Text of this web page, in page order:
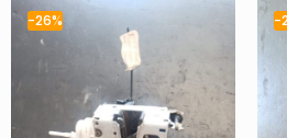
-26% -